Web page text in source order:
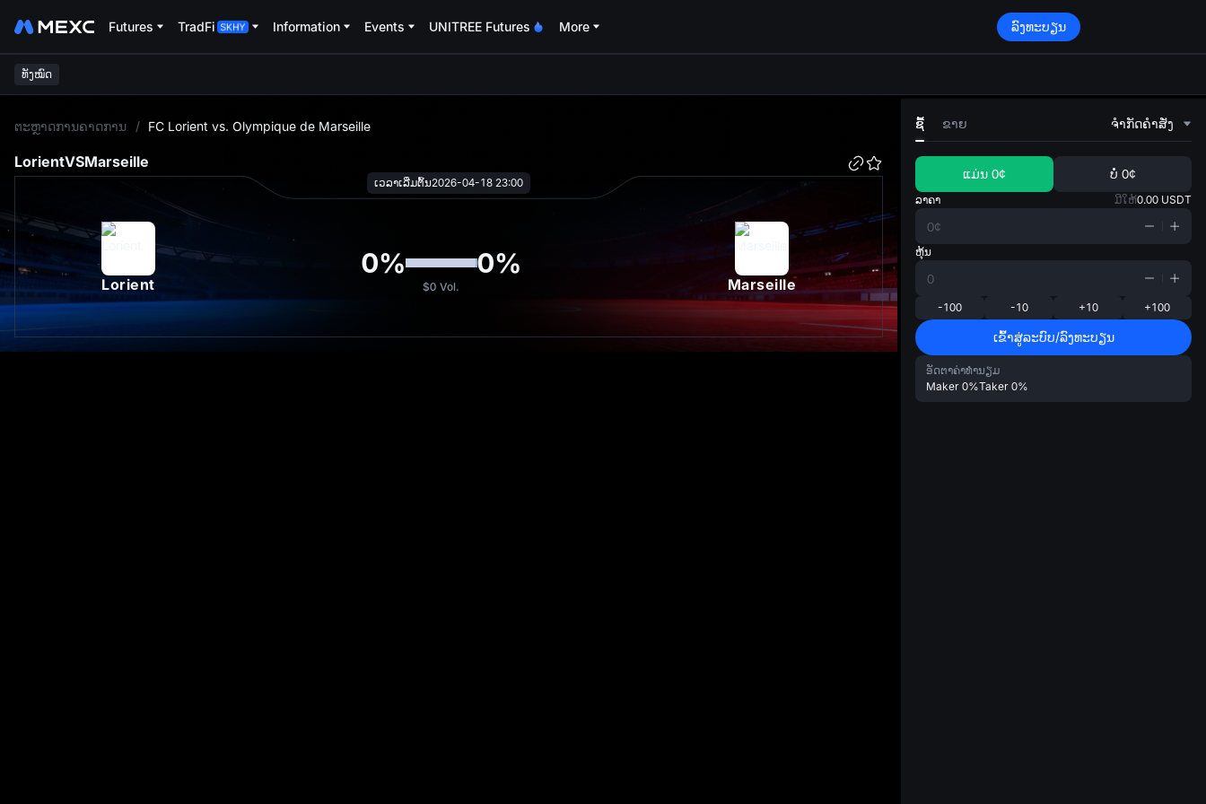
Futures TradFi Information Events UNITREE Futures More ລົງທະບຽນ
ທັງໝົດ
ຕະຫຼາດການຄາດການ / FC Lorient vs. Olympique de Marseille
LorientVSMarseille
ເວລາເລີ່ມຕົ້ນ2026-04-18 23:00
Lorient
0% 0%
$0 Vol. Marseille
ຊື້ ຂາຍ ຈໍາກັດຄໍາສັ່ງ
ແມ່ນ 0¢ ບໍ່ 0¢
ລາຄາ ມີໃຫ້0.00 USDT
ຫຸ້ນ
-100 -10 +10 +100
ເຂົ້າສູ່ລະບົບ/ລົງທະບຽນ
ອັດຕາຄ່າທຳນຽມ
Maker 0%Taker 0%